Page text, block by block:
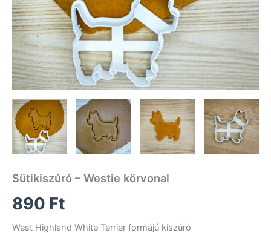
Sütikiszúró – Westie körvonal
890 Ft
West Highland White Terrier formájú kiszúró